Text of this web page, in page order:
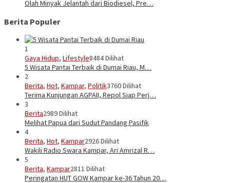
Olah Minyak Jelantah dari Biodiesel, Pre…
Berita Populer
1
Gaya Hidup, Lifestyle8484 Dilihat
5 Wisata Pantai Terbaik di Dumai Riau, M…
2
Berita, Hot, Kampar, Politik3760 Dilihat
Terima Kunjungan AGPAII, Repol Siap Perj…
3
Berita2989 Dilihat
Melihat Papua dari Sudut Pandang Pasifik
4
Berita, Hot, Kampar2926 Dilihat
Wakili Radio Swara Kampar, Ari Amrizal R…
5
Berita, Kampar2811 Dilihat
Peringatan HUT GOW Kampar ke-36 Tahun 20…